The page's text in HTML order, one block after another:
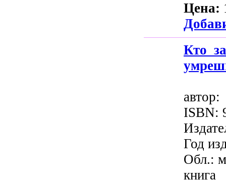
Цена:
Кто
ISBN:
Год
Обл.: